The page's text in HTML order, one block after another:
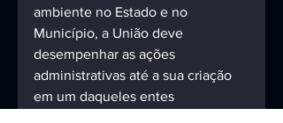
ambiente no Estado e no
Município, a União deve
desempenhar as ações
administrativas até a sua criação
em um daqueles entes